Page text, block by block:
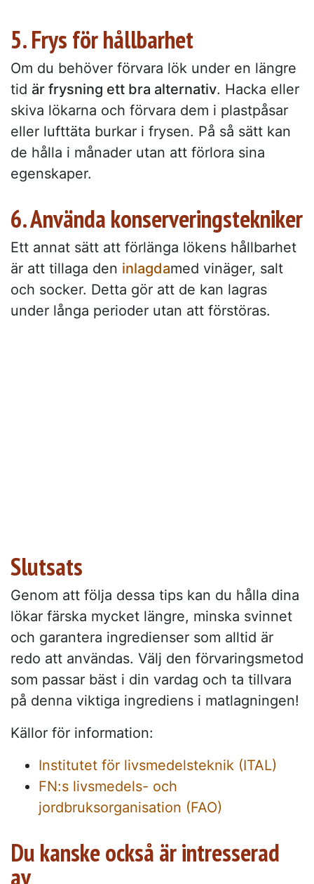
5. Frys för hållbarhet
Om du behöver förvara lök under en längre
tid är frysning ett bra alternativ. Hacka eller
skiva lökarna och förvara dem i plastpåsar
eller lufttäta burkar i frysen. På så sätt kan
de hålla i månader utan att förlora sina
egenskaper.
6. Använda konserveringstekniker
Ett annat sätt att förlänga lökens hållbarhet
är att tillaga den inlagdamed vinäger, salt
och socker. Detta gör att de kan lagras
under långa perioder utan att förstöras.
Slutsats
Genom att följa dessa tips kan du hålla dina
lökar färska mycket längre, minska svinnet
och garantera ingredienser som alltid är
redo att användas. Välj den förvaringsmetod
som passar bäst i din vardag och ta tillvara
på denna viktiga ingrediens i matlagningen!
Källor för information:
Institutet för livsmedelsteknik (ITAL)
FN:s livsmedels- och
jordbruksorganisation (FAO)
Du kanske också är intresserad
av